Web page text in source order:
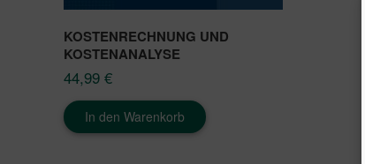
KOSTENRECHNUNG UND
KOSTENANALYSE
44,99 €
In den Warenkorb